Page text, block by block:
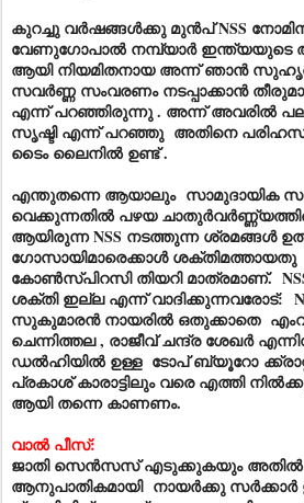
കുറച്ചു വർഷങ്ങൾക്കു മുൻപ് NSS
വേണുഗോപാൽ നമ്പ്യാർ ഇന്ത്യയുടെ
ആയി നിയമിതനായ അന്ന് ഞാൻ
സവർണ്ണ സംവരണം നടപ്പാക്കാൻ
എന്ന് പറഞ്ഞിരുന്നു . അന്ന് അവരിൽ
സൃഷ്ടി എന്ന് പറഞ്ഞു അതിനെ
ടൈം ലൈനിൽ ഉണ്ട് .
എന്തുതന്നെ ആയാലും സാമുദായിക
വെക്കുന്നതിൽ പഴയ
ആയിരുന്ന NSS നടത്തുന്ന ശ്രമങ്ങൾ
ഗോസായിമാരെക്കാൾ
കോൺസ്പിറസി തിയറി മാത്രമാണ്.
ശക്തി ഇല്ല എന്ന് വാദിക്കുന്നവരോട്:
സുകുമാരൻ നായരിൽ ഒതുക്കാതെ
ചെന്നിത്തല , രാജീവ്‌ ചന്ദ്ര ശേഖർ
ഡൽഹിയിൽ ഉള്ള ടോപ് ബ്യൂറോ
പ്രകാശ് കാരാട്ടിലും വരെ എത്തി
ആയി തന്നെ കാണണം.
വാൽ പീസ്:
ജാതി സെൻസസ് എടുക്കുകയും
ആനുപാതികമായി നായർക്കു സർക്കാർ